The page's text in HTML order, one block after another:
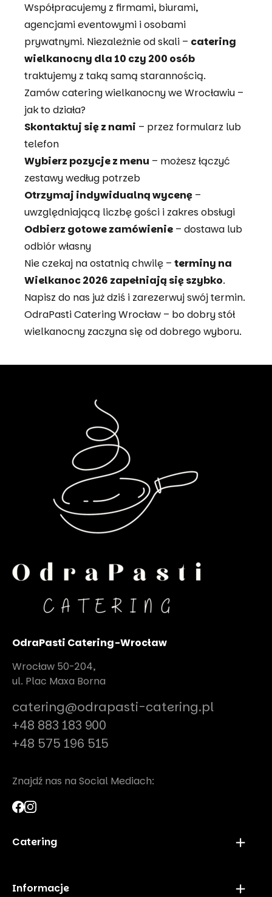
Współpracujemy z firmami, biurami,
agencjami eventowymi i osobami
prywatnymi. Niezależnie od skali – catering
wielkanocny dla 10 czy 200 osób
traktujemy z taką samą starannością.
Zamów catering wielkanocny we Wrocławiu –
jak to działa?
Skontaktuj się z nami – przez formularz lub
telefon
Wybierz pozycje z menu – możesz łączyć
zestawy według potrzeb
Otrzymaj indywidualną wycenę –
uwzględniającą liczbę gości i zakres obsługi
Odbierz gotowe zamówienie – dostawa lub
odbiór własny
Nie czekaj na ostatnią chwilę – terminy na
Wielkanoc 2026 zapełniają się szybko.
Napisz do nas już dziś i zarezerwuj swój termin.
OdraPasti Catering Wrocław – bo dobry stół
wielkanocny zaczyna się od dobrego wyboru.
OdraPasti Catering-Wrocław
Wrocław 50-204,
ul. Plac Maxa Borna
catering@odrapasti-catering.pl
+48 883 183 900
+48 575 196 515
Znajdź nas na Social Mediach:
Catering
Catering Super Boxy Wrocław
Informacje